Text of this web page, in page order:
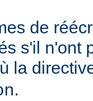
de
s'il n'ont
la
.